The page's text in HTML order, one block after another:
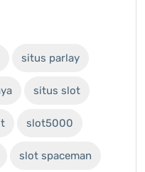
situs parlay
situs slot
slot5000
slot spaceman